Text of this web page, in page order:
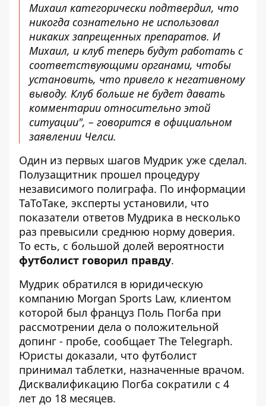
Михаил категорически подтвердил, что
никогда сознательно не использовал
никаких запрещенных препаратов. И
Михаил, и клуб теперь будут работать с
соответствующими органами, чтобы
установить, что привело к негативному
выводу. Клуб больше не будет давать
комментарии относительно этой
ситуации", – говорится в официальном
заявлении Челси.
Один из первых шагов Мудрик уже сделал.
Полузащитник прошел процедуру
независимого полиграфа. По информации
ТаТоТаке, эксперты установили, что
показатели ответов Мудрика в несколько
раз превысили среднюю норму доверия.
То есть, с большой долей вероятности
футболист говорил правду.
Мудрик обратился в юридическую
компанию Morgan Sports Law, клиентом
которой был француз Поль Погба при
рассмотрении дела о положительной
допинг - пробе, сообщает The Telegraph.
Юристы доказали, что футболист
принимал таблетки, назначенные врачом.
Дисквалификацию Погба сократили с 4
лет до 18 месяцев.